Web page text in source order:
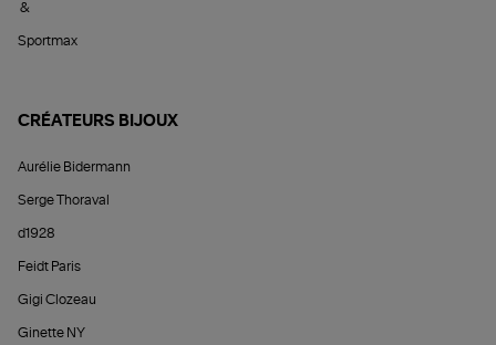
&
Sportmax
CRÉATEURS BIJOUX
Aurélie Bidermann
Serge Thoraval
d1928
Feidt Paris
Gigi Clozeau
Ginette NY